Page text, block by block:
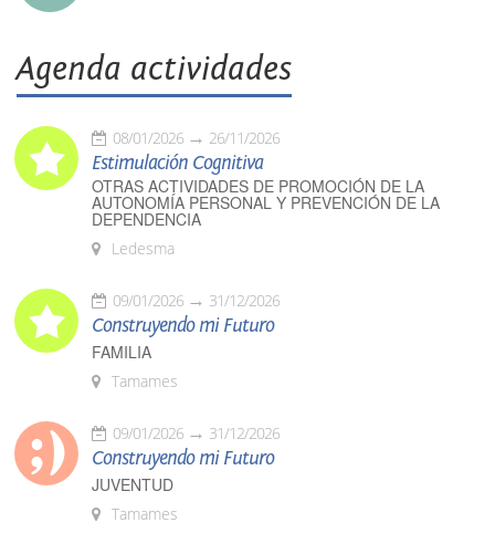
Agenda actividades
08/01/2026 26/11/2026
Estimulación Cognitiva
OTRAS ACTIVIDADES DE PROMOCIÓN DE LA
AUTONOMÍA PERSONAL Y PREVENCIÓN DE LA
DEPENDENCIA
Ledesma
09/01/2026 31/12/2026
Construyendo mi Futuro
FAMILIA
Tamames
09/01/2026 31/12/2026
Construyendo mi Futuro
JUVENTUD
Tamames